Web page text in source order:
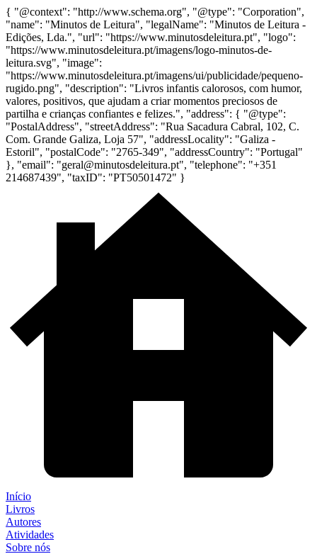
{ "@context": "http://www.schema.org", "@type": "Corporation",
"name": "Minutos de Leitura", "legalName": "Minutos de Leitura -
Edições, Lda.", "url": "https://www.minutosdeleitura.pt", "logo":
"https://www.minutosdeleitura.pt/imagens/logo-minutos-de-
leitura.svg", "image":
"https://www.minutosdeleitura.pt/imagens/ui/publicidade/pequeno-
rugido.png", "description": "Livros infantis calorosos, com humor,
valores, positivos, que ajudam a criar momentos preciosos de
partilha e crianças confiantes e felizes.", "address": { "@type":
"PostalAddress", "streetAddress": "Rua Sacadura Cabral, 102, C.
Com. Grande Galiza, Loja 57", "addressLocality": "Galiza -
Estoril", "postalCode": "2765-349", "addressCountry": "Portugal"
}, "email": "geral@minutosdeleitura.pt", "telephone": "+351
214687439", "taxID": "PT50501472" }
Início
Livros
Autores
Atividades
Sobre nós